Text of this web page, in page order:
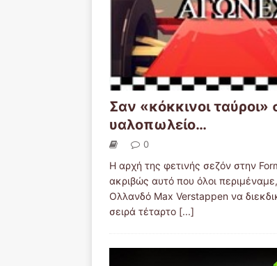
Σαν «κόκκινοι ταύροι»
υαλοπωλείο…
0
Η αρχή της φετινής σεζόν στην
ακριβώς αυτό που όλοι
Ολλανδό Max Verstappen να
σειρά τέταρτο [...]